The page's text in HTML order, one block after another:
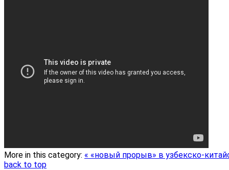
More in this category: « «новый прорыв» в узбекско-
back to top